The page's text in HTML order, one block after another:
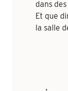
dans
Et que
la salle